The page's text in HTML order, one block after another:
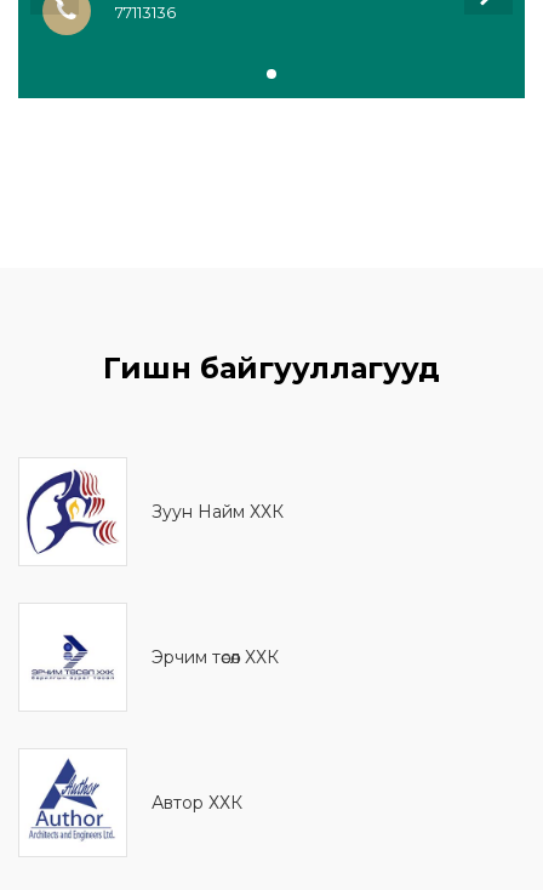
77113136
Гишүүн байгууллагууд
Зуун Найм ХХК
Эрчим төсөл ХХК
Автор ХХК